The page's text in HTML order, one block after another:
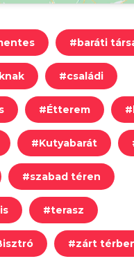
#baráti
#családi
#Étterem #
#Kutyabarát
#szabad téren
#terasz
#zárt